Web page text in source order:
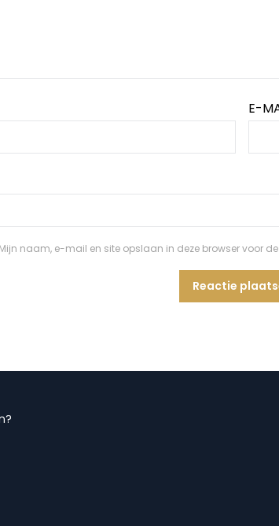
E-
Mijn naam, e-mail en site opslaan in deze browser voor